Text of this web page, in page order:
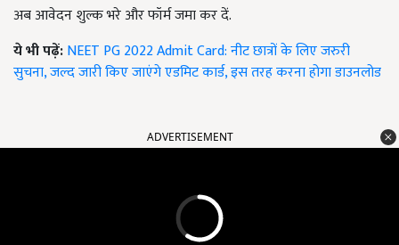
अब आवेदन शुल्क भरे और फॉर्म जमा कर दें.
ये भी पढ़ें:NEET PG 2022 Admit Card: नीट छात्रों के लिए जरुरी
सुचना, जल्द जारी किए जाएंगे एडमिट कार्ड, इस तरह करना होगा डाउनलोड
ADVERTISEMENT